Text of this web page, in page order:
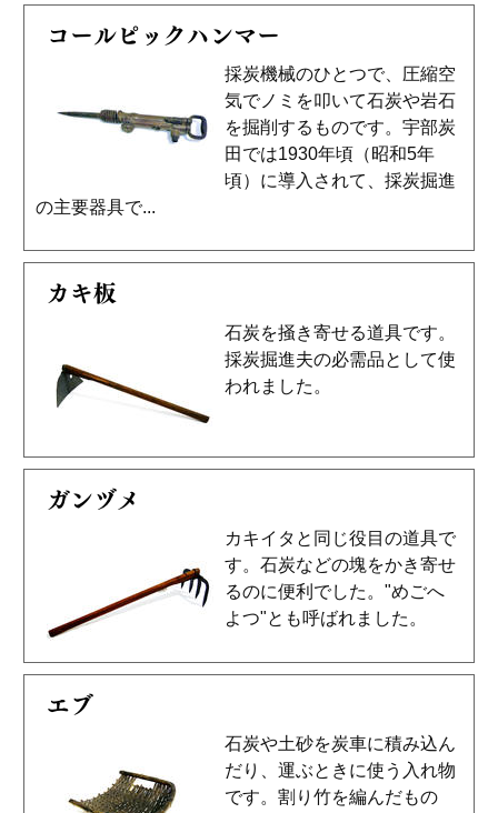
コールピックハンマー
採炭機械のひとつで、圧縮空
気でノミを叩いて石炭や岩石
を掘削するものです。宇部炭
田では1930年頃（昭和5年
頃）に導入されて、採炭掘進
の主要器具で...
カキ板
石炭を掻き寄せる道具です。
採炭掘進夫の必需品として使
われました。
ガンヅメ
カキイタと同じ役目の道具で
す。石炭などの塊をかき寄せ
るのに便利でした。"めごへ
よつ"とも呼ばれました。
エブ
石炭や土砂を炭車に積み込ん
だり、運ぶときに使う入れ物
です。割り竹を編んだもの